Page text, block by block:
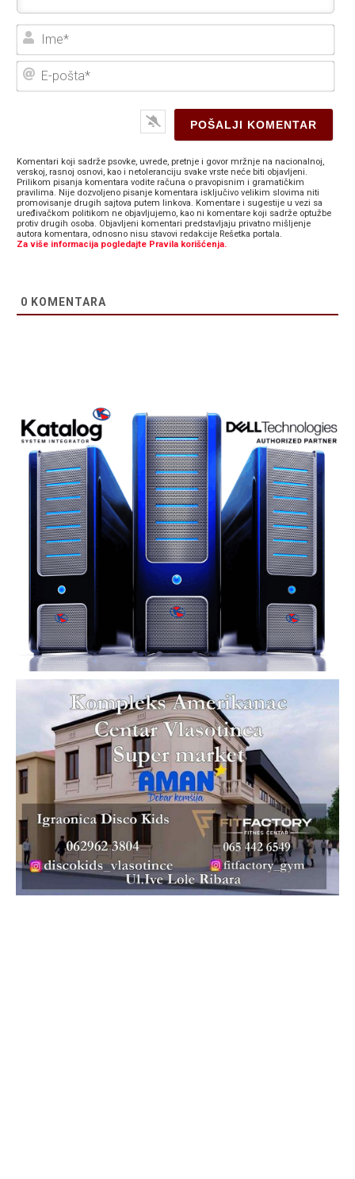
E-
Komentari koji sadrže psovke, uvrede, pretnje i govor mržnje na nacionalnoj,
verskoj, rasnoj osnovi, kao i netoleranciju svake vrste neće biti objavljeni.
Prilikom pisanja komentara vodite računa o pravopisnim i gramatičkim
pravilima. Nije dozvoljeno pisanje komentara isključivo velikim slovima niti
promovisanje drugih sajtova putem linkova. Komentare i sugestije u vezi sa
uređivačkom politikom ne objavljujemo, kao ni komentare koji sadrže optužbe
protiv drugih osoba. Objavljeni komentari predstavljaju privatno mišljenje
autora komentara, odnosno nisu stavovi redakcije Rešetka portala.
Za više informacija pogledajte Pravila korišćenja.
0 KOMENTARA